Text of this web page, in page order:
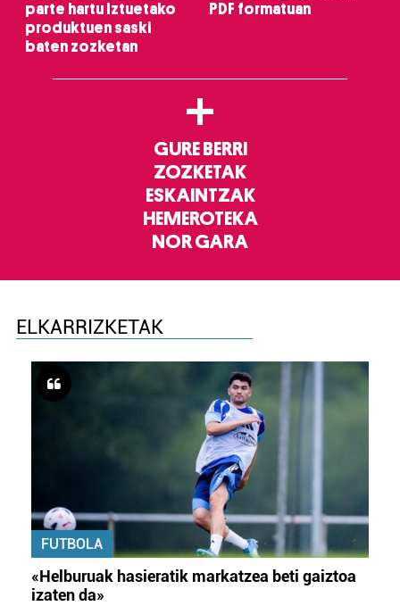
parte hartu Iztuetako
produktuen saski
baten zozketan
PDF formatuan
+
GURE BERRI
ZOZKETAK
ESKAINTZAK
HEMEROTEKA
NOR GARA
ELKARRIZKETAK
FUTBOLA
«Helburuak hasieratik markatzea beti gaiztoa
izaten da»